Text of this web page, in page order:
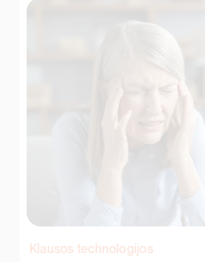
Klausos technologijos